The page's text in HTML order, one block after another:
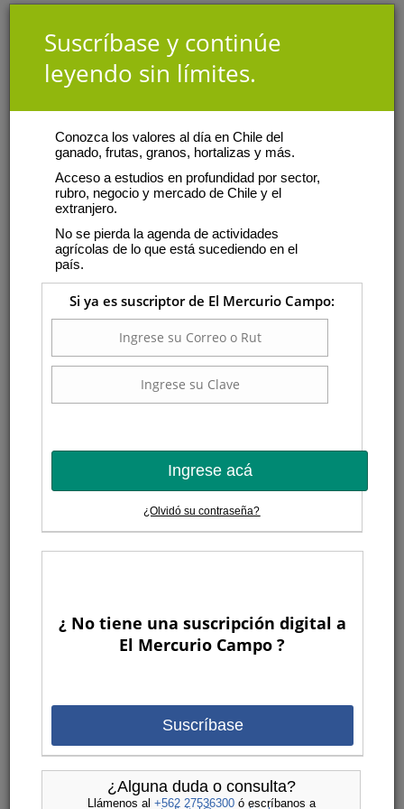
Suscríbase y continúe
leyendo sin límites.
Conozca los valores al día en Chile del
ganado, frutas, granos, hortalizas y más.
Acceso a estudios en profundidad por sector,
rubro, negocio y mercado de Chile y el
extranjero.
No se pierda la agenda de actividades
agrícolas de lo que está sucediendo en el
país.
Si ya es suscriptor de El Mercurio Campo:
Ingrese acá
¿Olvidó su contraseña?
¿ No tiene una suscripción digital a
El Mercurio Campo ?
Suscríbase
¿Alguna duda o consulta?
Llámenos al +562 27536300ó escríbanos a